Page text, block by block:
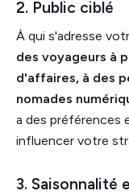
2. Public ciblé
À qui s'adresse
des voyageurs à
d'affaires, à des
nomades
a des préférences
influencer votre
3. Saisonnalité